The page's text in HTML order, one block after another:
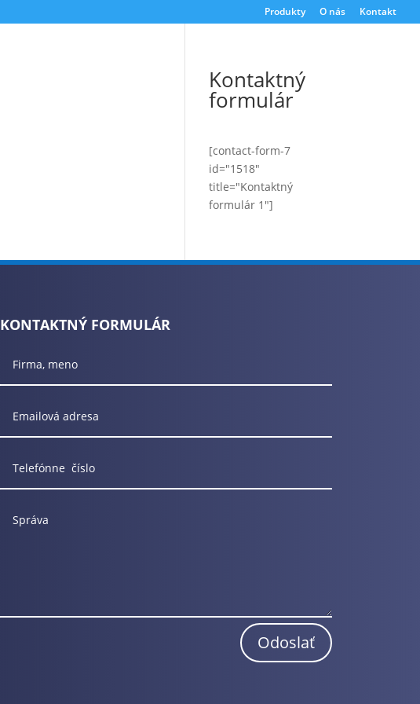
Produkty O nás Kontakt
Kontaktný
formulár
[contact-form-7
id="1518"
title="Kontaktný
formulár 1"]
KONTAKTNÝ FORMULÁR
Odoslať